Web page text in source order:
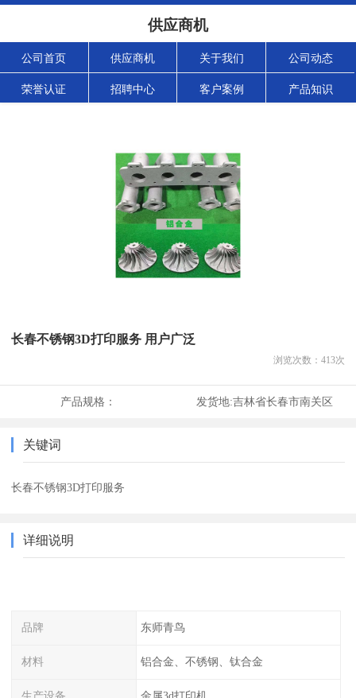
供应商机
公司首页 供应商机 关于我们 公司动态
荣誉认证 招聘中心 客户案例 产品知识
长春不锈钢3D打印服务 用户广泛
浏览次数： 413次
产品规格： 发货地:吉林省长春市南关区
关键词
长春不锈钢3D打印服务
详细说明
品牌 东师青鸟
材料 铝合金、不锈钢、钛合金
生产设备 金属3d打印机